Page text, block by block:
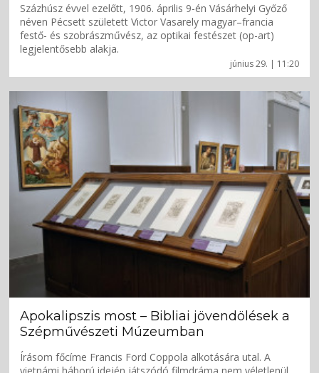
június 29. | 11:20
Százhúsz évvel ezelőtt, 1906. április 9-én Vásárhelyi Győző
néven Pécsett született Victor Vasarely magyar–francia
festő- és szobrászművész, az optikai festészet (op-art)
legjelentősebb alakja.
Apokalipszis most – Bibliai jövendölések a
Szépművészeti Múzeumban
Írásom főcíme Francis Ford Coppola alkotására utal. A
vietnámi háború idején játszódó filmdráma nem véletlenül